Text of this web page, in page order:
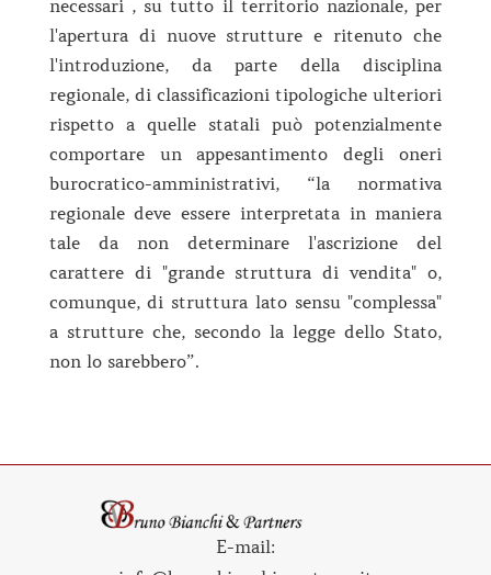
necessari , su tutto il territorio nazionale, per
l'apertura di nuove strutture e ritenuto che
l'introduzione, da parte della disciplina
regionale, di classificazioni tipologiche ulteriori
rispetto a quelle statali può potenzialmente
comportare un appesantimento degli oneri
burocratico-amministrativi, “la normativa
regionale deve essere interpretata in maniera
tale da non determinare l'ascrizione del
carattere di "grande struttura di vendita" o,
comunque, di struttura lato sensu "complessa"
a strutture che, secondo la legge dello Stato,
non lo sarebbero”.
E-mail: